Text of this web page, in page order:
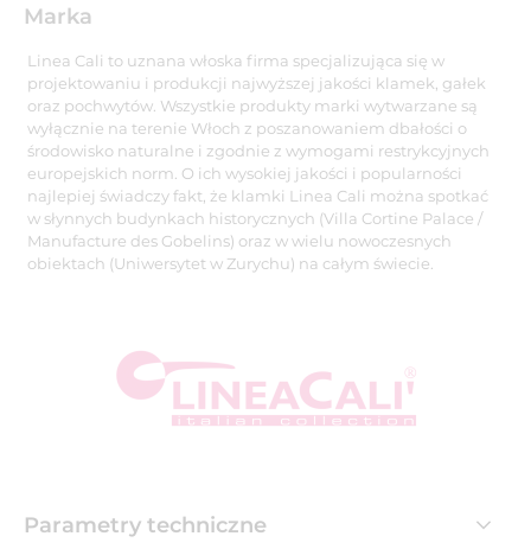
Marka
Linea Cali to uznana włoska firma specjalizująca się w
projektowaniu i produkcji najwyższej jakości klamek, gałek
oraz pochwytów. Wszystkie produkty marki wytwarzane są
wyłącznie na terenie Włoch z poszanowaniem dbałości o
środowisko naturalne i zgodnie z wymogami restrykcyjnych
europejskich norm. O ich wysokiej jakości i popularności
najlepiej świadczy fakt, że klamki Linea Cali można spotkać
w słynnych budynkach historycznych (Villa Cortine Palace /
Manufacture des Gobelins) oraz w wielu nowoczesnych
obiektach (Uniwersytet w Zurychu) na całym świecie.
Parametry techniczne